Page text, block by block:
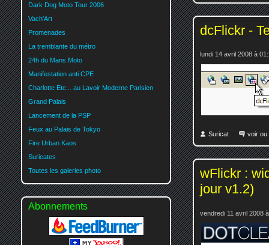
dcFlickr -
lundi 14 avril 2008 à
Suricat voir ou
wFlickr :
jour v1.2)
vendredi 11 avril 2008
Dark Dog Moto Tour 2006
Vach'Art
Promenades
La tremblante du métro
24h du Mans Moto
Manifestation anti CPE
Charlotte Etc... au Lavoir Moderne Parisien
Grand Palais
Lancement de la PSP
Feux au Palais de Tokyo
Fire Urban Kaos
Suricates
Toutes les galeries photo
Abonnements